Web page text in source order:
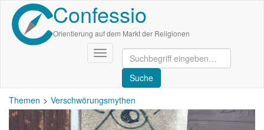
Direkt
zum
Inhalt
Confessio
Orientierung auf dem Markt der Religionen
Navigation
aktivieren/deaktivieren
Themen Verschwörungsmythen